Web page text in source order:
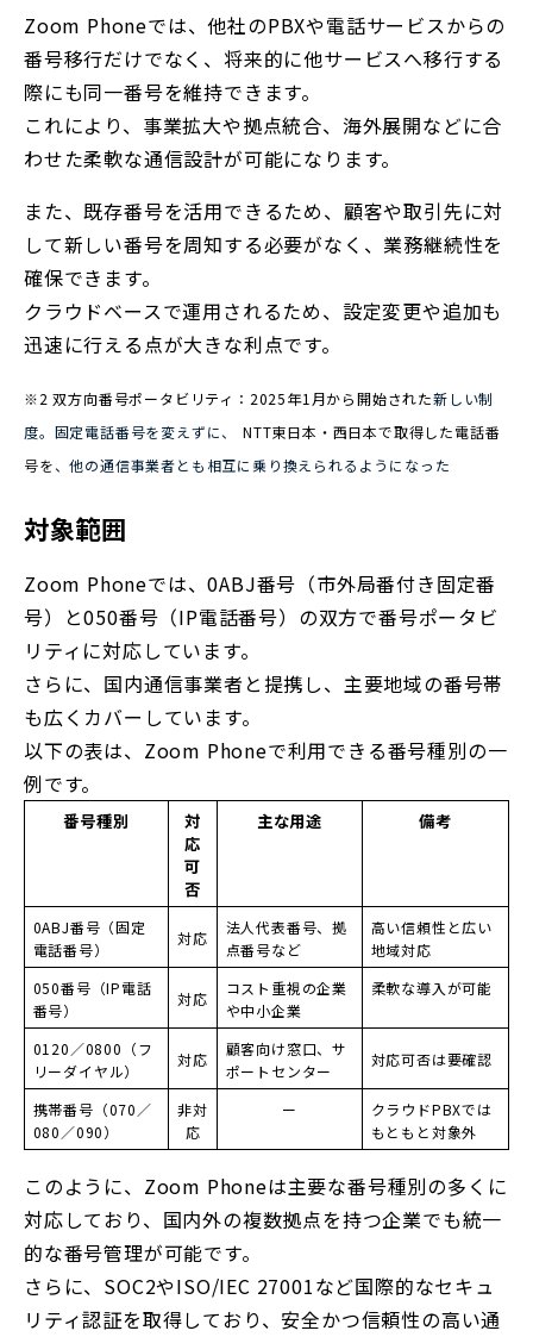
Zoom Phoneでは、他社のPBXや電話サービスからの
番号移行だけでなく、将来的に他サービスへ移行する
際にも同一番号を維持できます。
これにより、事業拡大や拠点統合、海外展開などに合
わせた柔軟な通信設計が可能になります。
また、既存番号を活用できるため、顧客や取引先に対
して新しい番号を周知する必要がなく、業務継続性を
確保できます。
クラウドベースで運用されるため、設定変更や追加も
迅速に行える点が大きな利点です。
※2 双方向番号ポータビリティ：2025年1月から開始された新しい制
度。固定電話番号を変えずに、
NTT東日本・西日本で取得した電話番
号を、他の通信事業者とも相互に乗り換えられるようになった
対象範囲
Zoom Phoneでは、0ABJ番号（市外局番付き固定番
号）と050番号（IP電話番号）の双方で番号ポータビ
リティに対応しています。
さらに、国内通信事業者と提携し、主要地域の番号帯
も広くカバーしています。
以下の表は、Zoom Phoneで利用できる番号種別の一
例です。
番号種別
対
応
可
否
主な用途 備考
0ABJ番号（固定
電話番号）
対応
法人代表番号、拠
点番号など
高い信頼性と広い
地域対応
050番号（IP電話
番号）
対応
コスト重視の企業
や中小企業
柔軟な導入が可能
0120／0800（フ
リーダイヤル）
対応
顧客向け窓口、サ
ポートセンター
対応可否は要確認
携帯番号（070／
080／090）
非対
応
ー
クラウドPBXでは
もともと対象外
このように、Zoom Phoneは主要な番号種別の多くに
対応しており、国内外の複数拠点を持つ企業でも統一
的な番号管理が可能です。
さらに、SOC2やISO/IEC 27001など国際的なセキュ
リティ認証を取得しており、安全かつ信頼性の高い通